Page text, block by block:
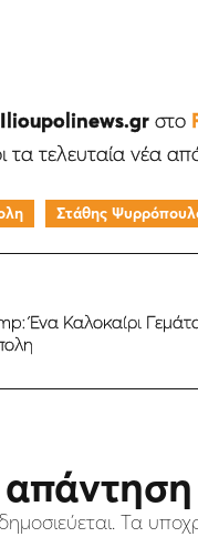
Ilioupolinews.grστο
τα τελευταία νέα
Στάθης
Ένα Καλοκαίρι
Τα